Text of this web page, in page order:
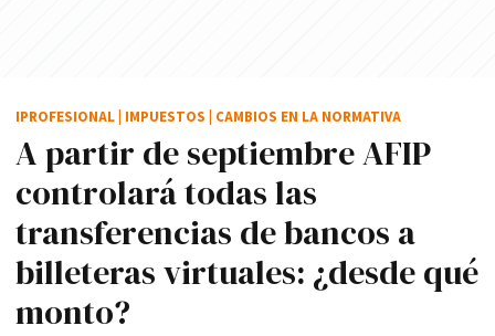
A partir de septiembre AFIP
controlará todas las
transferencias de bancos a
billeteras virtuales: ¿desde qué
monto?
IPROFESIONAL IMPUESTOS CAMBIOS EN LA NORMATIVA